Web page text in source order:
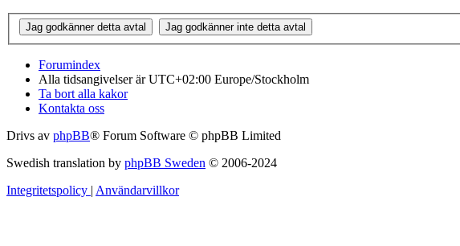
Forumindex
Alla tidsangivelser är UTC+02:00 Europe/Stockholm
Ta bort alla kakor
Kontakta oss
Drivs av phpBB® Forum Software © phpBB Limited
Swedish translation by phpBB Sweden © 2006-2024
Integritetspolicy | Användarvillkor